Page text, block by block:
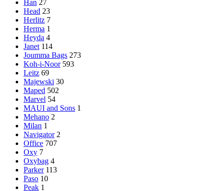
Han 27
Head 23
Herlitz 7
Herma 1
Heyda 4
Janet 114
Joumma Bags 273
Koh-i-Noor 593
Leitz 69
Majewski 30
Maped 502
Marvel 54
MAUI and Sons 1
Mehano 2
Milan 1
Navigator 2
Office 707
Oxy 7
Oxybag 4
Parker 113
Paso 10
Peak 1